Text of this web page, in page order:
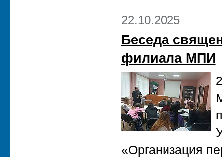
22.10.2025
Беседа
филиала МПИ
«Организация